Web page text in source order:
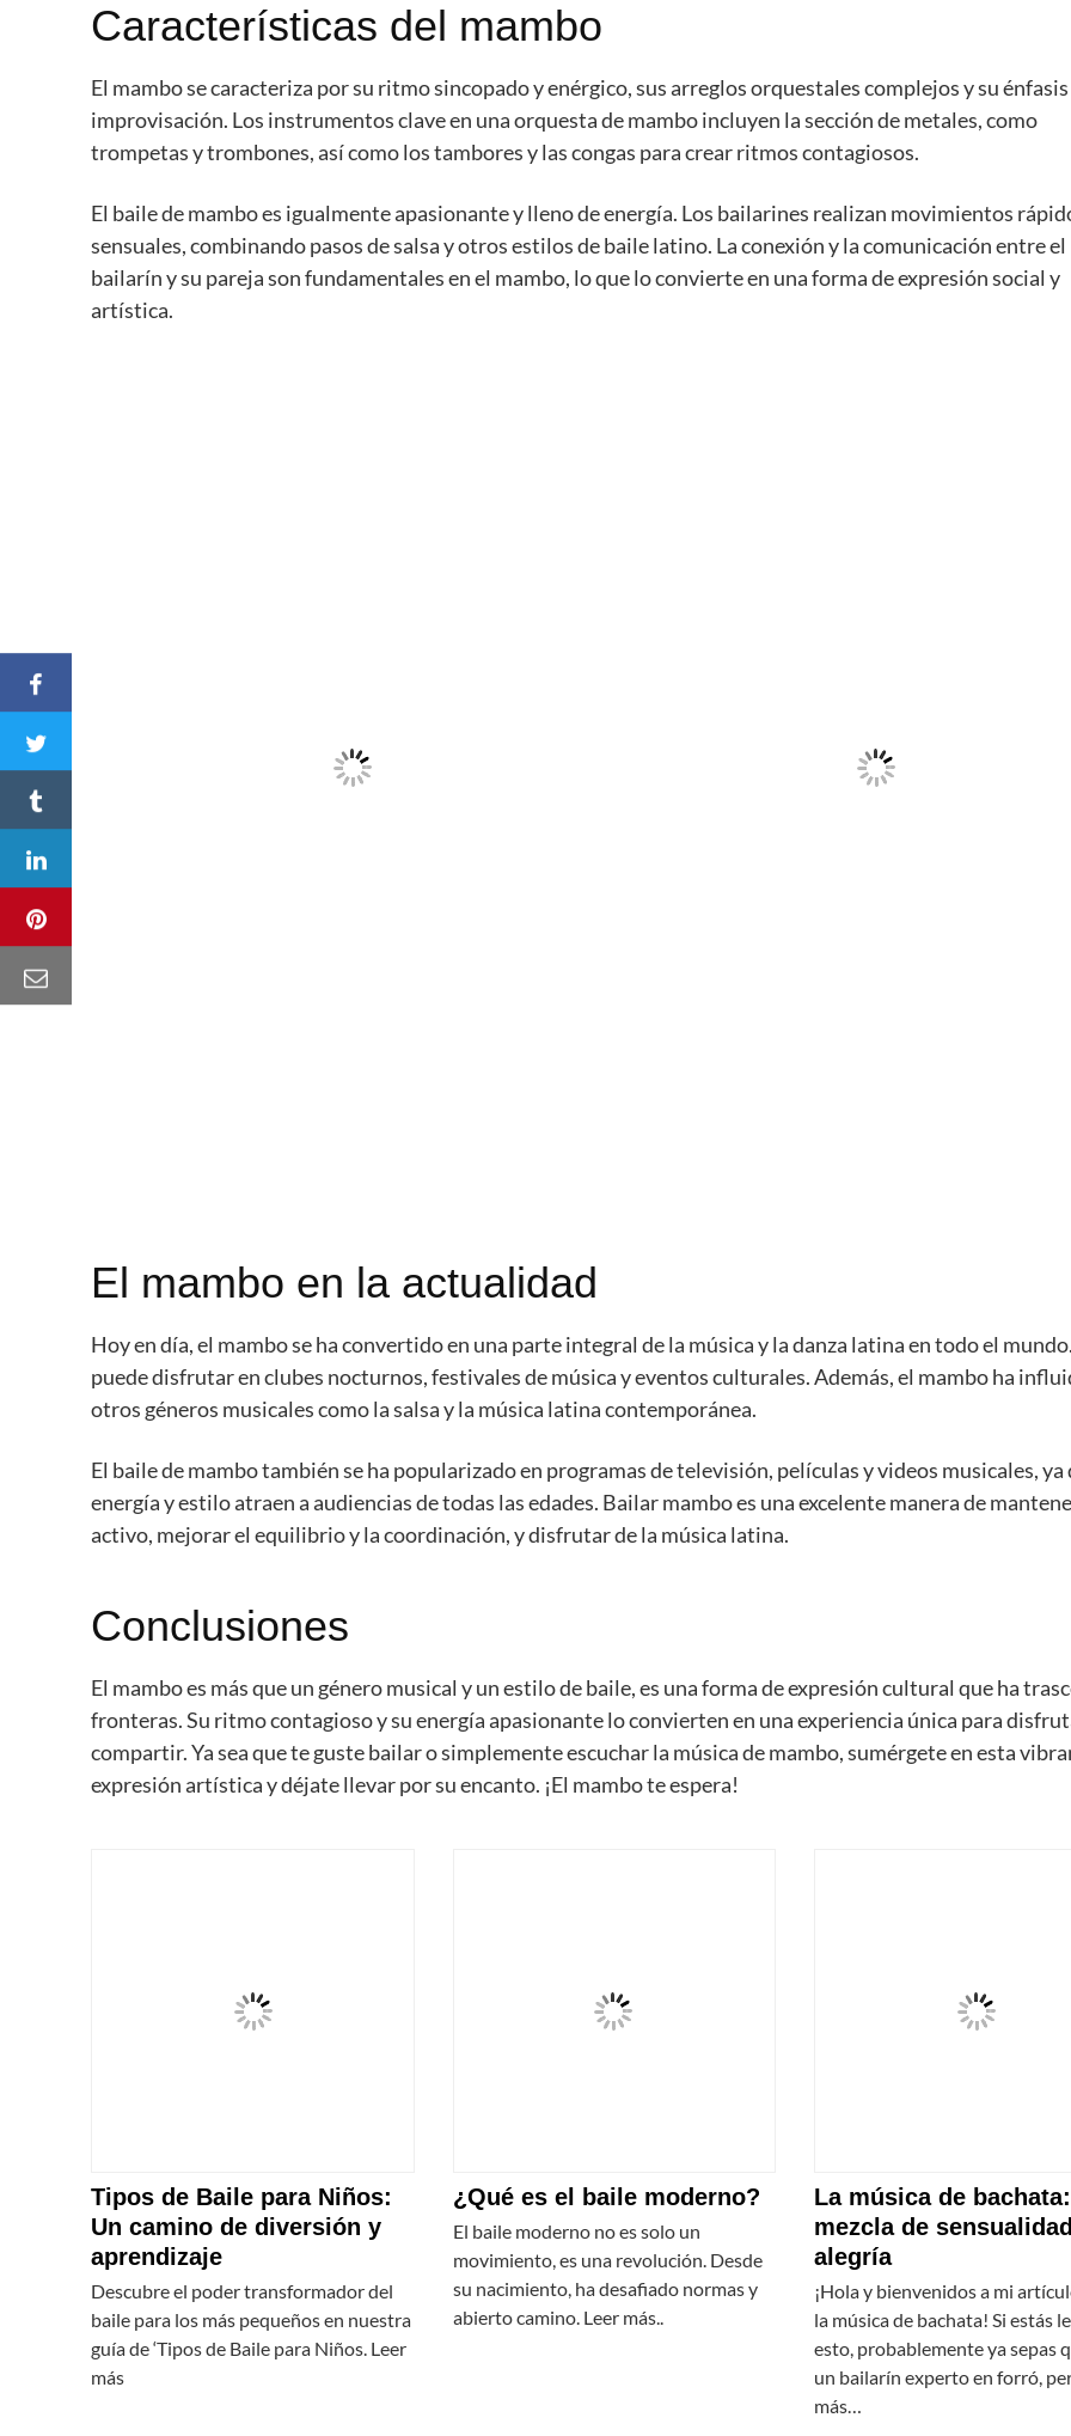
Características del mambo
El mambo se caracteriza por su ritmo sincopado y enérgico, sus arreglos orquestales complejos y su énfasis
improvisación. Los instrumentos clave en una orquesta de mambo incluyen la sección de metales, como
trompetas y trombones, así como los tambores y las congas para crear ritmos contagiosos.
El baile de mambo es igualmente apasionante y lleno de energía. Los bailarines realizan movimientos
sensuales, combinando pasos de salsa y otros estilos de baile latino. La conexión y la comunicación entre el
bailarín y su pareja son fundamentales en el mambo, lo que lo convierte en una forma de expresión social y
artística.
El mambo en la actualidad
Hoy en día, el mambo se ha convertido en una parte integral de la música y la danza latina en todo el
puede disfrutar en clubes nocturnos, festivales de música y eventos culturales. Además, el mambo ha
otros géneros musicales como la salsa y la música latina contemporánea.
El baile de mambo también se ha popularizado en programas de televisión, películas y videos musicales, ya
energía y estilo atraen a audiencias de todas las edades. Bailar mambo es una excelente manera de
activo, mejorar el equilibrio y la coordinación, y disfrutar de la música latina.
Conclusiones
El mambo es más que un género musical y un estilo de baile, es una forma de expresión cultural que ha
fronteras. Su ritmo contagioso y su energía apasionante lo convierten en una experiencia única para
compartir. Ya sea que te guste bailar o simplemente escuchar la música de mambo, sumérgete en esta
expresión artística y déjate llevar por su encanto. ¡El mambo te espera!
Tipos de Baile para Niños:
Un camino de diversión y
aprendizaje
Descubre el poder transformador del
baile para los más pequeños en nuestra
guía de ‘Tipos de Baile para Niños. Leer
más
¿Qué es el baile moderno?
El baile moderno no es solo un
movimiento, es una revolución. Desde
su nacimiento, ha desafiado normas y
abierto camino. Leer más..
La música de
mezcla de
alegría
¡Hola y bienvenidos a mi
la música de bachata! Si estás
esto, probablemente ya sepas
un bailarín experto en forró,
más…